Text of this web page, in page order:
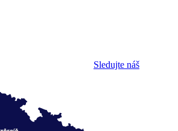
Sledujte náš